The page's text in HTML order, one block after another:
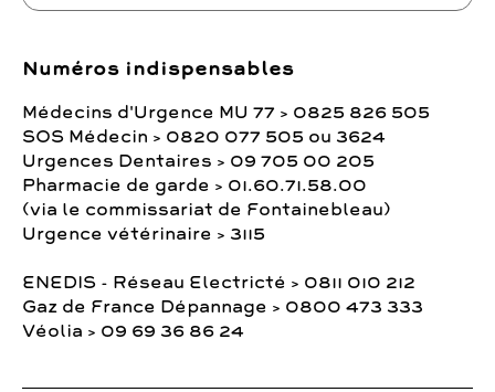
Numéros indispensables
Médecins d'Urgence MU 77 > 0825 826 505
SOS Médecin > 0820 077 505 ou 3624
Urgences Dentaires > 09 705 00 205
Pharmacie de garde > 01.60.71.58.00
(via le commissariat de Fontainebleau)
Urgence vétérinaire > 3115
ENEDIS - Réseau Electricté > 0811 010 212
Gaz de France Dépannage > 0800 473 333
Véolia > 09 69 36 86 24